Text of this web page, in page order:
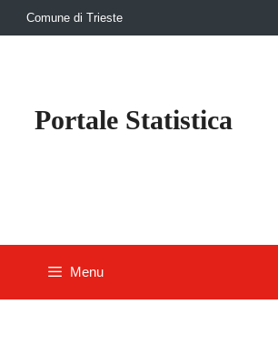
Comune di Trieste
Portale Statistica
Menu